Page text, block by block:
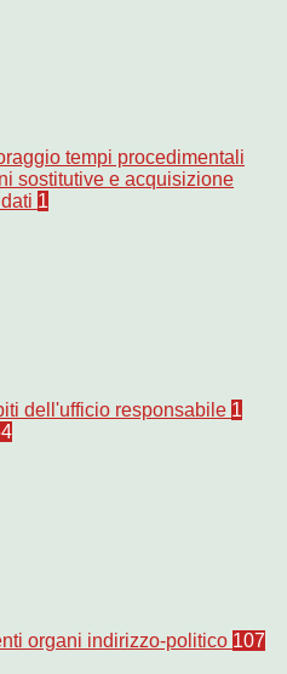
tempi procedimentali
sostitutive e acquisizione
1
dell'ufficio responsabile 1
organi indirizzo-politico 107